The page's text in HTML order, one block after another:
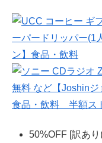
食品・飲料 半額ス
50%OFF [訳あ